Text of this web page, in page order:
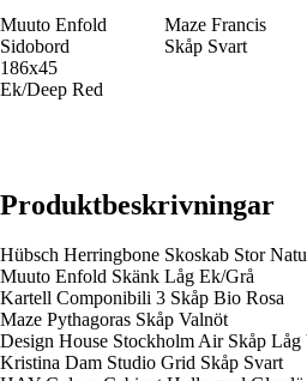
Muuto Enfold
Sidobord
186x45
Ek/Deep Red
Maze Francis
Skåp Svart
Produktbeskrivningar
Hübsch Herringbone Skoskab Stor
Muuto Enfold Skänk Låg Ek/Grå
Kartell Componibili 3 Skåp Bio Rosa
Maze Pythagoras Skåp Valnöt
Design House Stockholm Air Skåp Låg
Kristina Dam Studio Grid Skåp Svart